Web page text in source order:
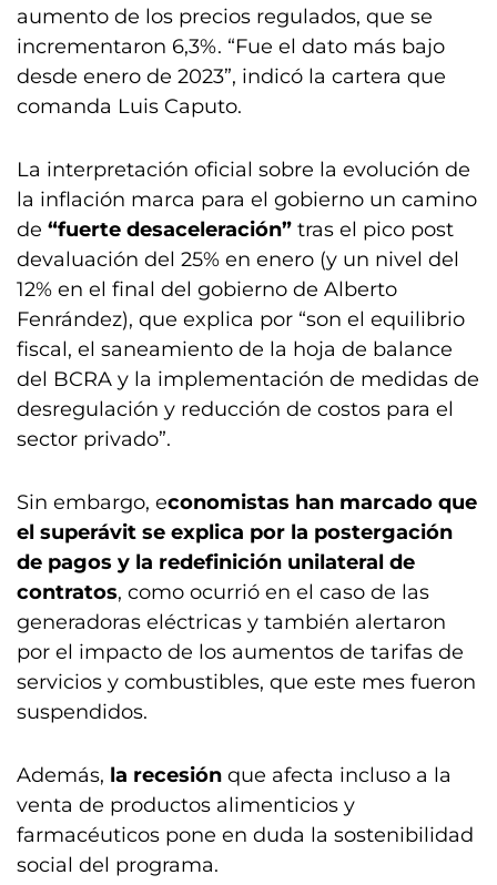
aumento de los precios regulados, que se
incrementaron 6,3%. “Fue el dato más bajo
desde enero de 2023”, indicó la cartera que
comanda Luis Caputo.
La interpretación oficial sobre la evolución de
la inflación marca para el gobierno un camino
de “fuerte desaceleración” tras el pico post
devaluación del 25% en enero (y un nivel del
12% en el final del gobierno de Alberto
Fenrández), que explica por “son el equilibrio
fiscal, el saneamiento de la hoja de balance
del BCRA y la implementación de medidas de
desregulación y reducción de costos para el
sector privado”.
Sin embargo, economistas han marcado que
el superávit se explica por la postergación
de pagos y la redefinición unilateral de
contratos, como ocurrió en el caso de las
generadoras eléctricas y también alertaron
por el impacto de los aumentos de tarifas de
servicios y combustibles, que este mes fueron
suspendidos.
Además, la recesión que afecta incluso a la
venta de productos alimenticios y
farmacéuticos pone en duda la sostenibilidad
social del programa.